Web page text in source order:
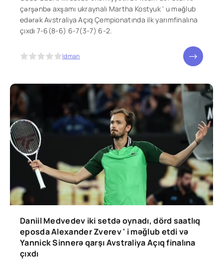
çərşənbə axşamı ukraynalı Martha Kostyuk ' u məğlub
edərək Avstraliya Açıq Çempionatında ilk yarımfinalına
çıxdı 7-6(8-6) 6-7(3-7) 6-2.
Idman
Daniil Medvedev iki setdə oynadı, dörd saatlıq
eposda Alexander Zverev ' i məğlub etdi və
Yannick Sinnerə qarşı Avstraliya Açıq finalına
çıxdı